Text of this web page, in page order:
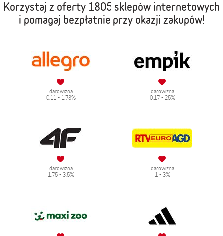
Korzystaj z oferty 1805 sklepów internetowych
i pomagaj bezpłatnie przy okazji zakupów!
darowizna
0.11 - 1.78%
darowizna
0.17 - 25%
darowizna
1.75 - 3.5%
darowizna
1 - 3%